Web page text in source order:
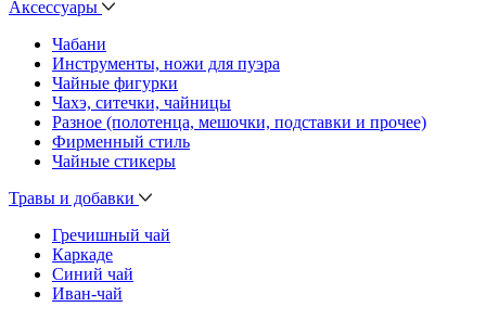
Аксессуары
Чабани
Инструменты, ножи для пуэра
Чайные фигурки
Чахэ, ситечки, чайницы
Разное (полотенца, мешочки, подставки и прочее)
Фирменный стиль
Чайные стикеры
Травы и добавки
Гречишный чай
Каркаде
Синий чай
Иван-чай